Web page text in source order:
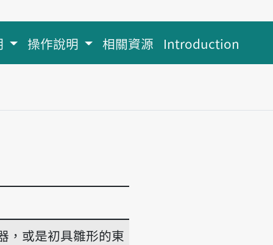
操作說明 相關資源 Introduction
，或是初具雛形的東